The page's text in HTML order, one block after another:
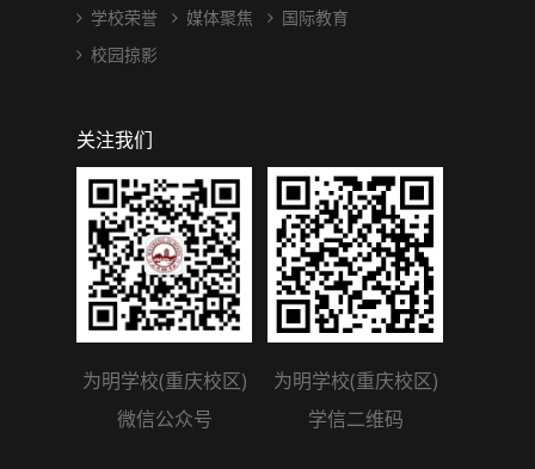
学校荣誉
校园掠影
媒体聚焦
国际教育
关注我们
为明学校(重庆校区)
微信公众号
为明学校(重庆校区)
学信二维码